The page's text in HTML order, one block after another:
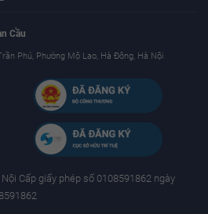
Cầu
Phú, Phường Mộ Lao, Hà Đông, Hà Nội
Cấp giấy phép số 0108591862 ngày